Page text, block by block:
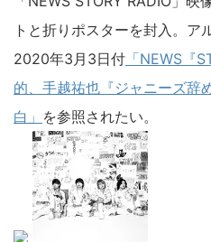
トと折りポスターを封入。ア
2020年3月3日付 「NEWS『
的、手越祐也『ジャニーズ辞
白」 を参照されたい。